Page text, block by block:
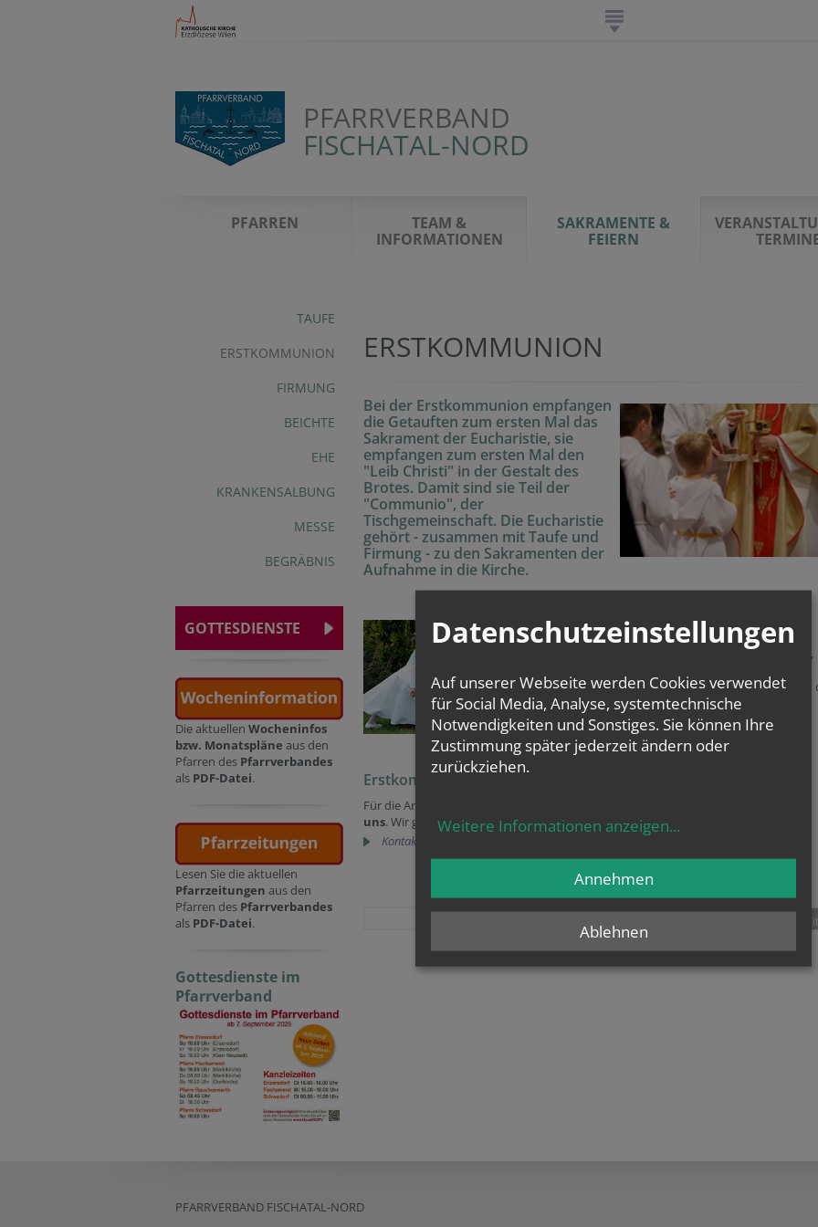
PFARRVERBAND
FISCHATAL-NORD
PFARREN
TEAM &
INFORMATIONEN
SAKRAMENTE &
FEIERN
TAUFE
ERSTKOMMUNION
FIRMUNG
BEICHTE
EHE
KRANKENSALBUNG
MESSE
BEGRÄBNIS
GOTTESDIENSTE
Die aktuellen Wocheninfos
bzw. Monatspläne aus den
Pfarren des Pfarrverbandes
als PDF-Datei.
Lesen Sie die aktuellen
Pfarrzeitungen aus den
Pfarren des Pfarrverbandes
als PDF-Datei.
Gottesdienste im
Pfarrverband
ERSTKOMMUNION
Bei der Erstkommunion empfangen
die Getauften zum ersten Mal das
Sakrament der Eucharistie, sie
empfangen zum ersten Mal den
"Leib Christi" in der Gestalt des
Brotes. Damit sind sie Teil der
"Communio", der
Tischgemeinschaft. Die Eucharistie
gehört - zusammen mit Taufe und
Firmung - zu den Sakramenten der
Aufnahme in die Kirche.
Ich möchte mehr erfahren
Wenn Sie mehr zur Erstkommunion erfahren wollen,
umfangreiche Informationen zu den Hintergründen,
Ablauf, der Vorbereitung und der Feier dieses
Sakraments.
zur Website der Erzdiözese
Erstkommunion im Pfarrverband Fischatal Nord
Für die Anmeldung Ihres Kindes zur Erstkommunion
uns. Wir geben Ihnen alle Informationen.
Kontakt
pin it
PFARRVERBAND FISCHATAL-NORD
Datenschutzeinstellungen
Auf unserer Webseite werden Cookies verwendet
für Social Media, Analyse, systemtechnische
Notwendigkeiten und Sonstiges. Sie können Ihre
Zustimmung später jederzeit ändern oder
zurückziehen.
Weitere Informationen anzeigen...
Ablehnen
Annehmen